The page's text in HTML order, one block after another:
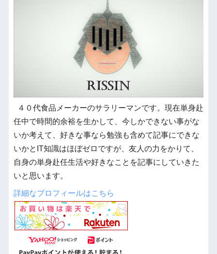
４０代食品メーカーのサラリーマンです。現在単身赴
任中で時間的余裕を生かして、今しかできない事がな
いか考えて、好きな事なら勉強も含めて記事にできな
いかとIT知識はほぼゼロですが、友人の力をかりて、
自身の単身赴任生活や好きなことを記事にしていきた
いと思います。
詳細なプロフィールはこちら